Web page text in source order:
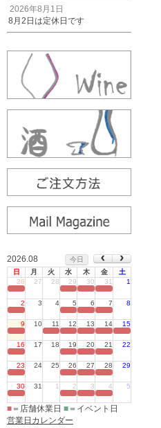
2026年8月1日
8月2日は定休日です
2026.08
今日
日
月 火 水 木 金
土
26
27 28 29 30 31 1
2 3 4 5 6 7 8
9 10 11 12 13 14 15
16 17 18 19 20 21 22
23 24 25 26 27 28 29
30 31 1 2 3 4 5
■ ＝店舗休業日 ■ ＝イベント日
営業日カレンダー